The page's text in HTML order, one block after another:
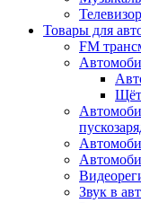
Товары для
FM
Звук в